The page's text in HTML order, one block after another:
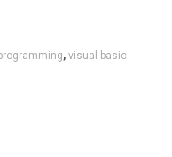
, visual basic